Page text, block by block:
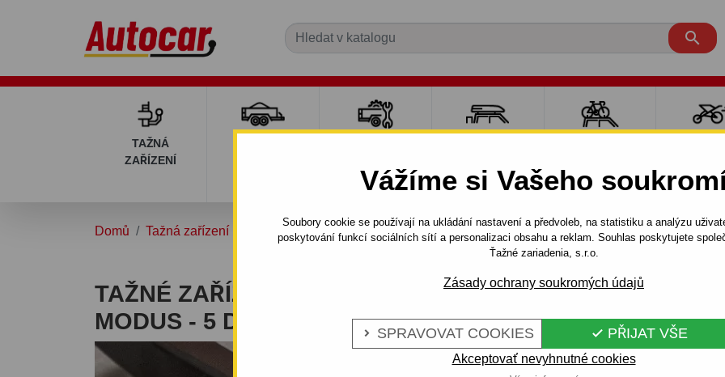
Vážíme si Vašeho
Soubory cookie se používají na ukládání nastavení a předvoleb, na statistiku a analýzu
poskytování funkcí sociálních sítí a personalizaci obsahu a reklam. Souhlas poskytujete
Ťažné zariadenia, s.r.o.
Zásady ochrany soukromých údajů
 SPRAVOVAT COOKIES  PŘIJAT VŠE
Akceptovať nevyhnutné cookies

TAŽNÁ
ZAŘÍZENÍ
VOZÍKY
Domů Tažná zařízení RENAULT MODUS 5 dv. 2004 - 2012 Tažné zařízení pro Renault
TAŽNÉ ZAŘÍZENÍ PRO RENAULT
MODUS - 5 DV. - ŠROUBOVÝ SYSTÉM
Kód: G 48 S
Renault Modus, 5 dv.